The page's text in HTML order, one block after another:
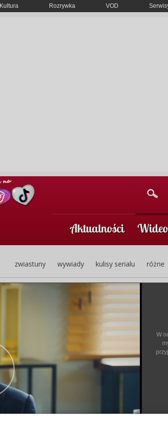
Kultura Rozrywka VOD
Aktualności Wideo
różne
kulisy serialu
wywiady
zwiastuny
W